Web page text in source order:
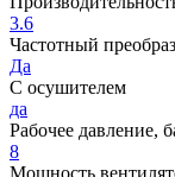
3.6
Частотный
Да
С осушителем
да
Рабочее давление,
8
Мощность